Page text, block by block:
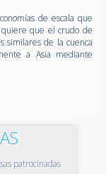
de escala que
que el crudo de
similares de la cuenca
a Asia mediante
patrocinadas